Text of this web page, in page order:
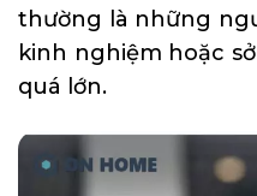
thường là những
kinh nghiệm hoặc
quá lớn.